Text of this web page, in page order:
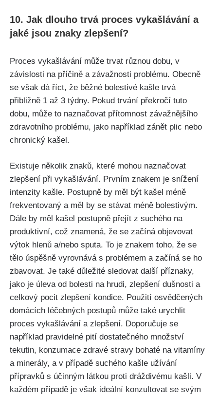
10. Jak dlouho trvá proces vykašlávání a
jaké jsou znaky zlepšení?
Proces ‌vykašlávání může trvat různou dobu, v‌
závislosti na příčině a závažnosti problému. Obecně
se však dá říct, že běžné bolestivé kašle ⁣trvá
přibližně 1 až ⁤3 týdny. Pokud trvání překročí tuto
dobu, může to naznačovat přítomnost závažnějšího
zdravotního problému, jako například zánět plic nebo
chronický kašel.
Existuje několik znaků, které mohou naznačovat
zlepšení při vykašlávání. Prvním znakem je snížení
intenzity⁢ kašle. Postupně​ by měl být kašel méně
frekventovaný a měl ⁣by se stávat méně bolestivým.
Dále ⁤by měl kašel postupně přejít z suchého na
produktivní, což znamená, že se začíná objevovat
výtok hlenů a/nebo​ sputa. To je znakem toho, že se
tělo ​úspěšně vyrovnává s problémem a začíná se ho
zbavovat. Je také důležité sledovat další příznaky, ​
jako je​ úleva od bolesti ​na hrudi, ​zlepšení⁣ dušnosti a
celkový pocit zlepšení kondice. Použití osvědčených
domácích léčebných postupů může‍ také urychlit
‌proces vykašlávání a zlepšení. Doporučuje se
⁢například pravidelné pití dostatečného množství⁣
tekutin, konzumace zdravé stravy​ bohaté na vitamíny
a minerály, a ‌v případě suchého kašle užívání
přípravků s účinným látkou ⁤proti dráždivému kašli. V
každém případě ‍je však ideální konzultovat se svým